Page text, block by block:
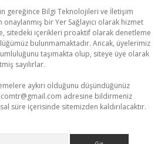
gereğince Bilgi Teknolojileri ve İletişim
onaylanmış bir Yer Sağlayıcı olarak hizmet
sitedeki içerikleri proaktif olarak denetleme
bulunmamaktadır. Ancak, üyelerimiz
taşımakta olup, siteye üye olarak
sayılırlar.
aykırı olduğunu düşündüğünüz
adresine bildirmeniz
süre içerisinde sitemizden kaldırılacaktır.